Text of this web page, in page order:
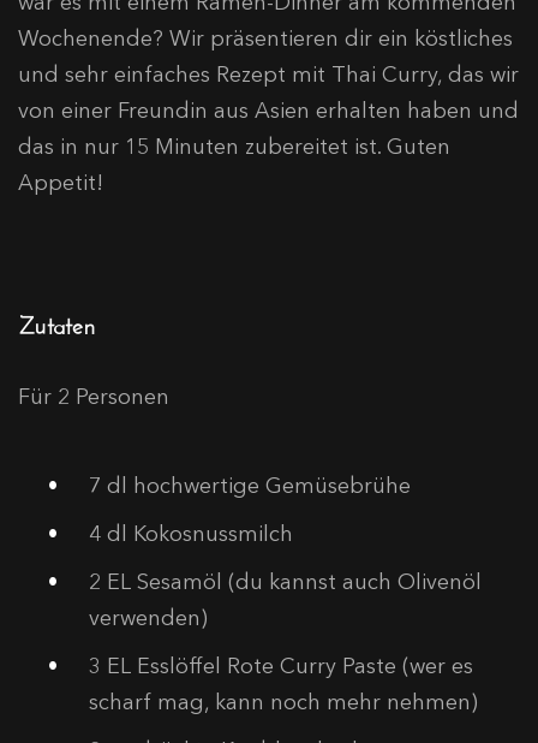
Wochenende? Wir präsentieren dir ein köstliches
und sehr einfaches Rezept mit Thai Curry, das wir
von einer Freundin aus Asien erhalten haben und
das in nur 15 Minuten zubereitet ist. Guten
Appetit!
Zutaten
Für 2 Personen
7 dl hochwertige Gemüsebrühe
4 dl Kokosnussmilch
2 EL Sesamöl (du kannst auch Olivenöl
verwenden)
3 EL Esslöffel Rote Curry Paste (wer es
scharf mag, kann noch mehr nehmen)